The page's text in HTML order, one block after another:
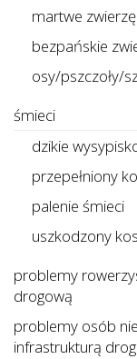
martwe zwierzę
bezpańskie
osy/pszczoły/
śmieci
dzikie
przepełniony
palenie śmieci
uszkodzony
problemy
drogową
problemy osób
infrastrukturą